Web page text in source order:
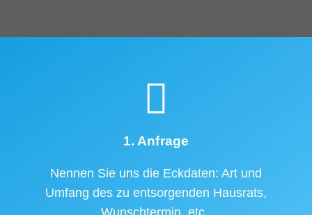
1. Anfrage
Nennen Sie uns die Eckdaten: Art und
Umfang des zu entsorgenden Hausrats,
Wunschtermin, etc..